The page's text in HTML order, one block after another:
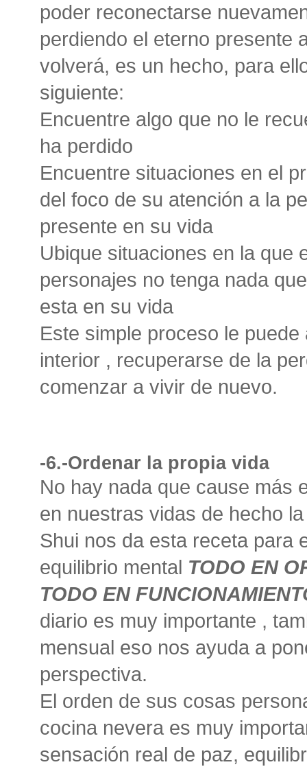
poder reconectarse
perdiendo el eterno presente
volverá, es un hecho, para
siguiente:
Encuentre algo que no le
ha perdido
Encuentre situaciones en el
del foco de su atención a la
presente en su vida
Ubique situaciones en la que
personajes no tenga nada
esta en su vida
Este simple proceso le
interior , recuperarse de la
comenzar a vivir de nuevo.
-6.-Ordenar la propia vida
No hay nada que cause más
en nuestras vidas de hecho
Shui nos da esta receta para
equilibrio mental TODO EN
TODO EN
diario es muy importante ,
mensual eso nos ayuda a
perspectiva.
El orden de sus cosas
cocina nevera es muy
sensación real de paz,